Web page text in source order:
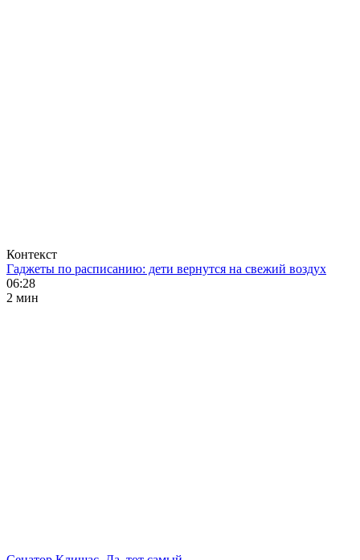
Контекст
Гаджеты по расписанию: дети вернутся на свежий воздух
06:28
2 мин